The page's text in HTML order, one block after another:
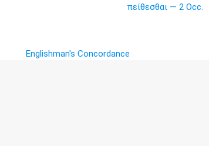
πείθεσθαι — 2 Occ.
Englishman's Concordance